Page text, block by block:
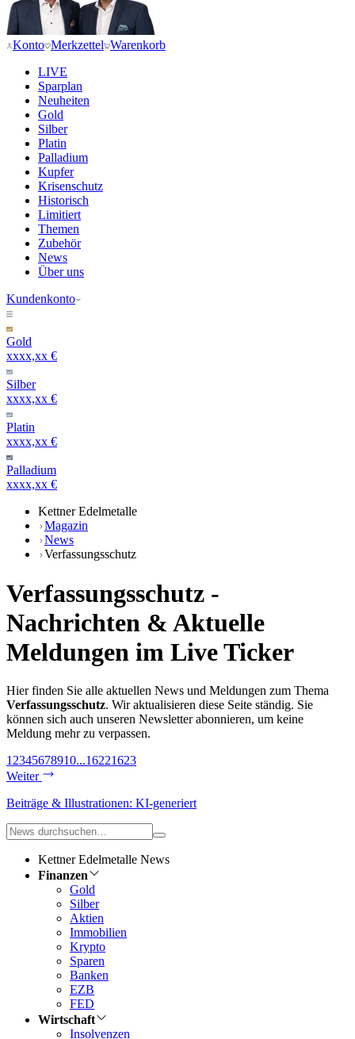
Konto Merkzettel Warenkorb
LIVE
Sparplan
Neuheiten
Gold
Silber
Platin
Palladium
Kupfer
Krisenschutz
Historisch
Limitiert
Themen
Zubehör
News
Über uns
Kundenkonto
Gold
xxxx,xx €
Silber
xxxx,xx €
Platin
xxxx,xx €
Palladium
xxxx,xx €
Kettner Edelmetalle
Magazin
News
Verfassungsschutz
Verfassungsschutz -
Nachrichten & Aktuelle
Meldungen im Live Ticker
Hier finden Sie alle aktuellen News und Meldungen zum Thema
Verfassungsschutz. Wir aktualisieren diese Seite ständig. Sie
können sich auch unseren Newsletter abonnieren, um keine
Meldung mehr zu verpassen.
1 2345678910...16221623
Weiter
Beiträge & Illustrationen: KI-generiert
Kettner Edelmetalle News
Finanzen
Gold
Silber
Aktien
Immobilien
Krypto
Sparen
Banken
EZB
FED
Wirtschaft
Insolvenzen